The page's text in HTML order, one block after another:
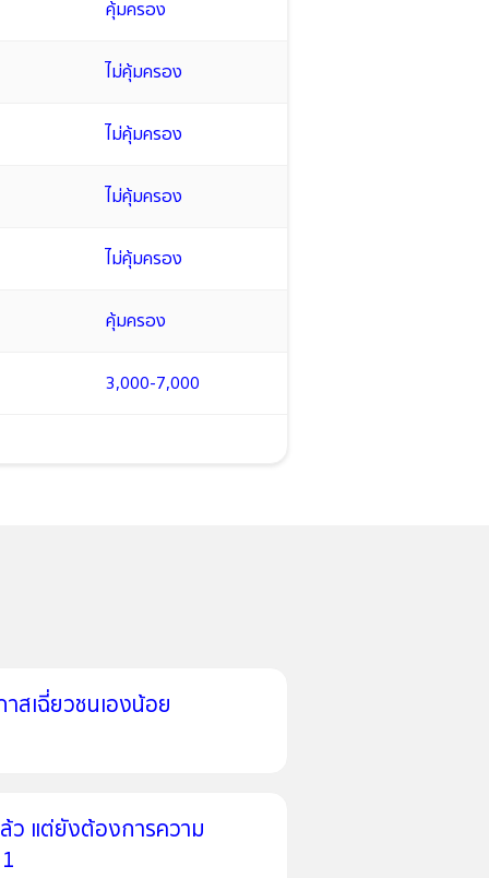
คุ้มครอง
ไม่คุ้มครอง
ไม่คุ้มครอง
ไม่คุ้มครอง
ไม่คุ้มครอง
คุ้มครอง
3,000-7,000
สเฉี่ยวชนเองน้อย
ว แต่ยังต้องการความ